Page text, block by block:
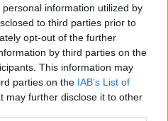
information utilized by
to third parties prior to
opt-out of the further
by third parties on the
This information may
parties on the IAB’s List of
may further disclose it to other
Unis : des